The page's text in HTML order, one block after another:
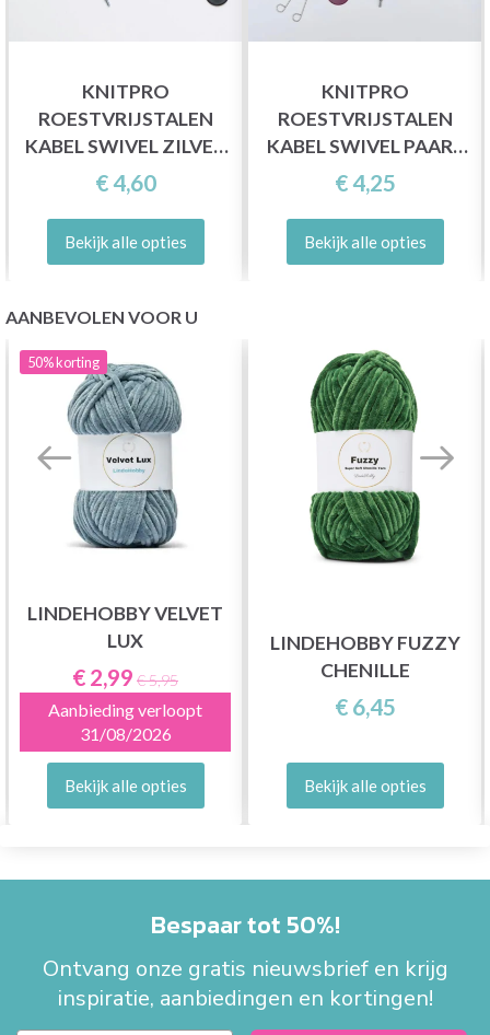
KNITPRO
ROESTVRIJSTALEN
KABEL SWIVEL ZILVER
(40-150 CM)
€ 4,60
Bekijk alle opties
KNITPRO
ROESTVRIJSTALEN
KABEL SWIVEL PAARS
(40-150 CM)
€ 4,25
Bekijk alle opties
AANBEVOLEN VOOR U
50%korting
LINDEHOBBY VELVET
LUX
€ 2,99 € 5,95
Aanbieding verloopt
31/08/2026
Bekijk alle opties
LINDEHOBBY FUZZY
CHENILLE
€ 6,45
Bekijk alle opties
Bespaar tot 50%!
Ontvang onze gratis nieuwsbrief en krijg
inspiratie, aanbiedingen en kortingen!